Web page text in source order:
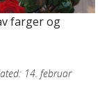
farger og
14. februar